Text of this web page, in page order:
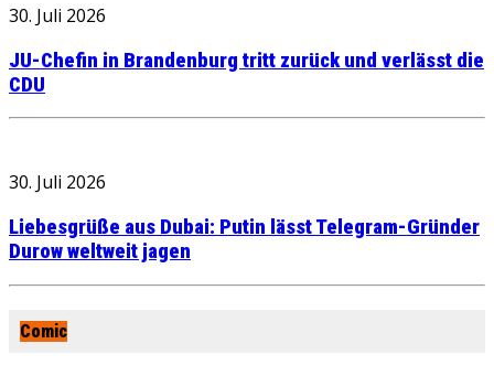
30. Juli 2026
JU-Chefin in Brandenburg tritt zurück und verlässt die
CDU
30. Juli 2026
Liebesgrüße aus Dubai: Putin lässt Telegram-Gründer
Durow weltweit jagen
Comic